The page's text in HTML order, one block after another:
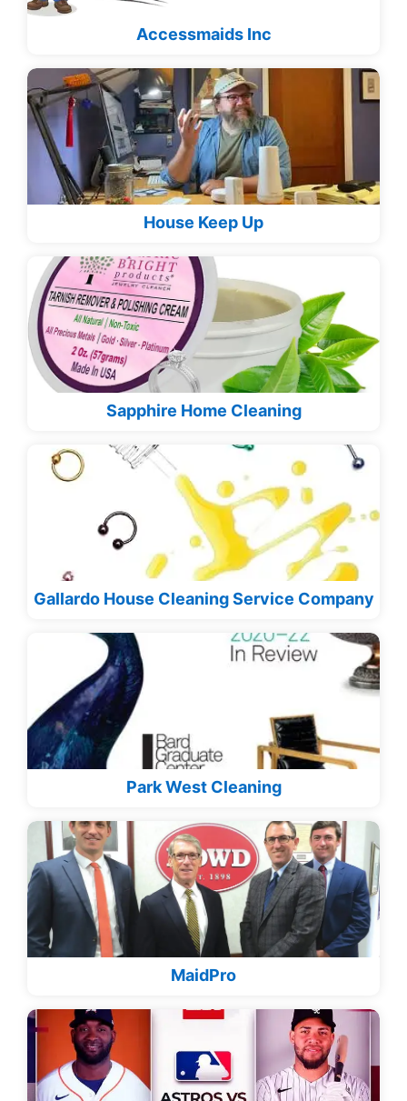
Accessmaids Inc
House Keep Up
Sapphire Home Cleaning
Gallardo House Cleaning Service Company
Park West Cleaning
MaidPro